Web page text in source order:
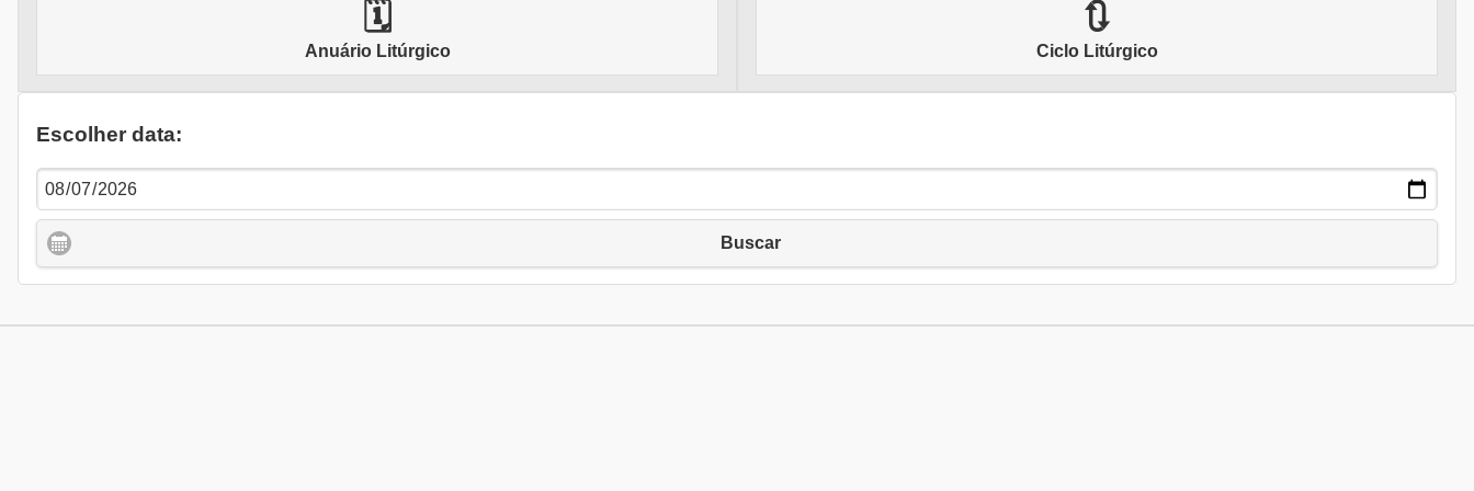
🗓
Anuário Litúrgico
🔃
Ciclo Litúrgico
Escolher data:
Buscar